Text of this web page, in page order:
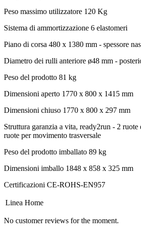
Peso massimo utilizzatore 120 Kg
Sistema di ammortizzazione 6 elastomeri
Piano di corsa 480 x 1380 mm - spessore
Diametro dei rulli anteriore ø48 mm -
Peso del prodotto 81 kg
Dimensioni aperto 1770 x 800 x 1415 mm
Dimensioni chiuso 1770 x 800 x 297 mm
Struttura garanzia a vita, ready2run - 2
ruote per movimento trasversale
Peso del prodotto imballato 89 kg
Dimensioni imballo 1848 x 858 x 325 mm
Certificazioni CE-ROHS-EN957
Linea Home
No customer reviews for the moment.